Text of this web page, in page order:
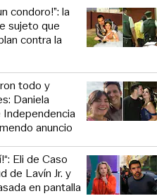
condoro!”: la
sujeto que
contra la
todo y
Daniela
anuncio
Eli de Caso
de Lavín Jr. y
en pantalla